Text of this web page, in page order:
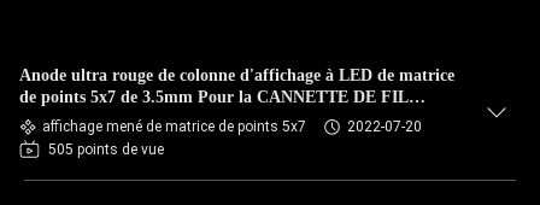
Anode ultra rouge de colonne d'affichage à LED de matrice
de points 5x7 de 3.5mm Pour la CANNETTE DE FIL
d'ascenseur
affichage mené de matrice de points 5x7
2022-07-20
505 points de vue